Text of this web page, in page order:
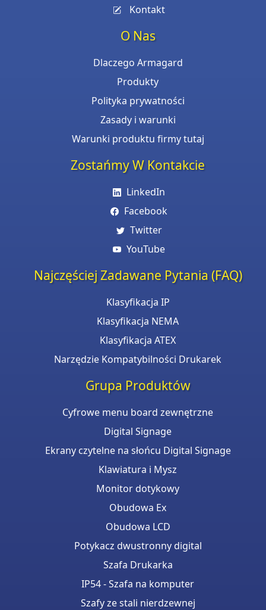
Kontakt
O Nas
Dlaczego Armagard
Produkty
Polityka prywatności
Zasady i warunki
Warunki produktu firmy tutaj
Zostańmy W Kontakcie
LinkedIn
Facebook
Twitter
YouTube
Najczęściej Zadawane Pytania (FAQ)
Klasyfikacja IP
Klasyfikacja NEMA
Klasyfikacja ATEX
Narzędzie Kompatybilności Drukarek
Grupa Produktów
Cyfrowe menu board zewnętrzne
Digital Signage
Ekrany czytelne na słońcu Digital Signage
Klawiatura i Mysz
Monitor dotykowy
Obudowa Ex
Obudowa LCD
Potykacz dwustronny digital
Szafa Drukarka
IP54 - Szafa na komputer
Szafy ze stali nierdzewnej